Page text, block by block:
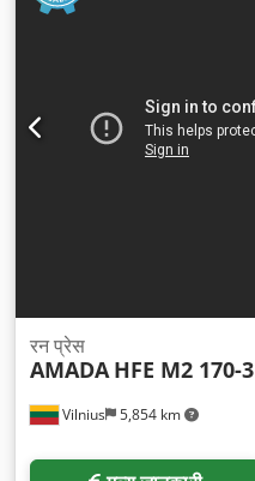
Vilnius 5,854 km
रन प्रेस
AMADA HFE M2 170-3